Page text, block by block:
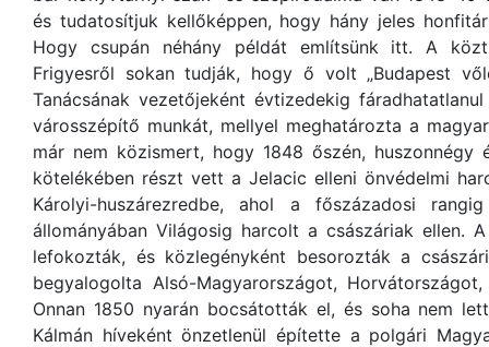
és tudatosítjuk kellőképpen, hogy hány jeles
Hogy csupán néhány példát említsünk itt. A
Frigyesről sokan tudják, hogy ő volt „Budapest
Tanácsának vezetőjeként évtizedekig
városszépítő munkát, mellyel meghatározta a
már nem közismert, hogy 1848 őszén, huszonnégy
kötelékében részt vett a Jelacic elleni önvédelmi
Károlyi-huszárezredbe, ahol a főszázadosi
állományában Világosig harcolt a császáriak ellen.
lefokozták, és közlegényként besorozták a
begyalogolta Alsó-Magyarországot,
Onnan 1850 nyarán bocsátották el, és soha nem
Kálmán híveként önzetlenül építette a polgári